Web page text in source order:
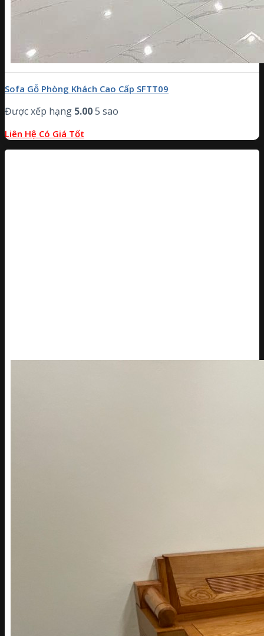
Sofa Gỗ Phòng Khách Cao Cấp SFTT09
Được xếp hạng 5.005 sao
Liên Hệ Có Giá Tốt